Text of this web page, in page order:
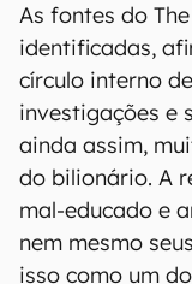
As fontes do
identificadas,
círculo interno
investigações e
ainda assim,
do bilionário. A
mal-educado e
nem mesmo
isso como um